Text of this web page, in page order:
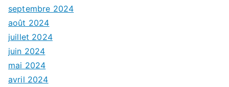
septembre 2024
août 2024
juillet 2024
juin 2024
mai 2024
avril 2024